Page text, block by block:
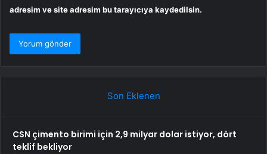
adresim ve site adresim bu tarayıcıya kaydedilsin.
Son Eklenen
CSN çimento birimi için 2,9 milyar dolar istiyor, dört
teklif bekliyor